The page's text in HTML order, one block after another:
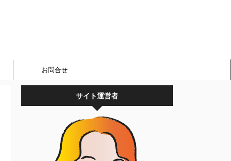
お問合せ
サイト運営者